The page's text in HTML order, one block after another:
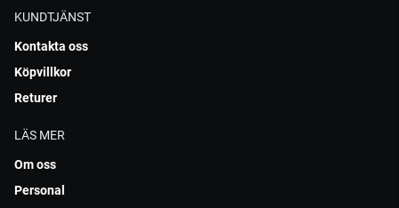
KUNDTJÄNST
Kontakta oss
Köpvillkor
Returer
LÄS MER
Om oss
Personal